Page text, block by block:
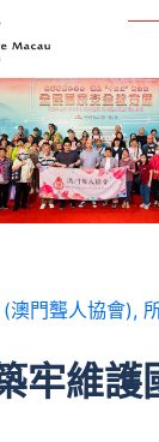
澳門聾人協會),
牢維護